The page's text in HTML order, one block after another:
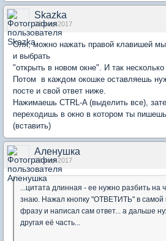
Skazka
23 мар 2017
Оля, можно нажать правой клавишей
и выбрать
"открыть в новом окне". И так несколько
Потом в каждом окошке оставляешь
посте и свой ответ ниже.
Нажимаешь CTRL-A (выделить все),
переходишь в окно в котором ты
(вставить)
Аленушка
23 мар 2017
...цитата длинная - ее нужно разбить на
знаю. Нажал кнопку "ОТВЕТИТЬ" в самой
фразу и написал сам ответ... а дальше
другая её часть...